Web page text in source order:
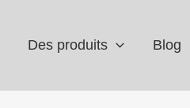
Des produits Blog